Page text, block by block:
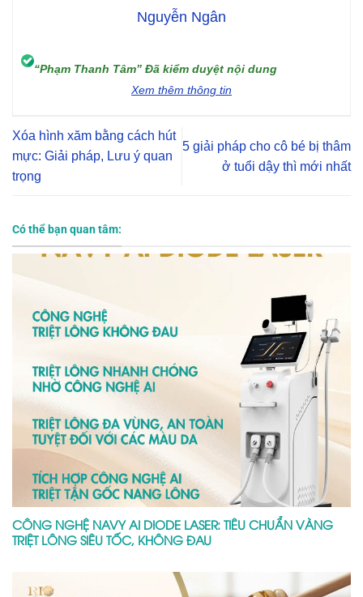
Nguyễn Ngân
“Phạm Thanh Tâm” Đã kiểm duyệt nội dung
Xem thêm thông tin
Xóa hình xăm bằng cách hút
mực: Giải pháp, Lưu ý quan
trọng
5 giải pháp cho cô bé bị thâm
ở tuổi dậy thì mới nhất
Có thể bạn quan tâm:
CÔNG NGHỆ NAVY AI DIODE LASER: TIÊU CHUẨN VÀNG
TRIỆT LÔNG SIÊU TỐC, KHÔNG ĐAU